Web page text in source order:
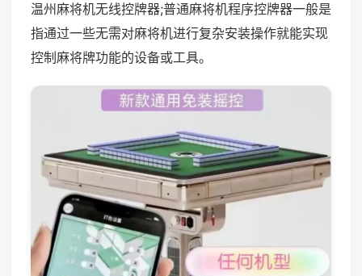
温州麻将机无线控牌器;普通麻将机程序控牌器一般是
指通过一些无需对麻将机进行复杂安装操作就能实现
控制麻将牌功能的设备或工具。